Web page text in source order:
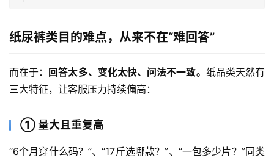
纸尿裤类目的难点，从来不在“难回答”
而在于： 回答太多、变化太快、 问法不一致。 纸品类天然有
三大特征，让客服压力持续偏高：
① 量大且重复高
“6个月穿什么码？”、“17斤选哪款？”、“一包多少片？”同类